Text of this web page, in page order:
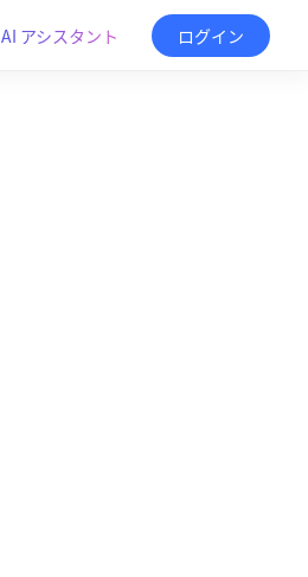
AI アシスタント ログイン